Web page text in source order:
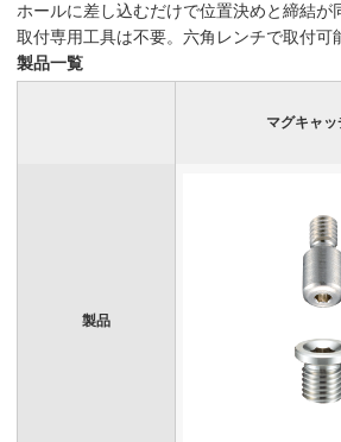
ホールに差し込むだけで位置決めと締結が
取付専用工具は不要。六角レンチで取付可
製品一覧
マグキャ
製品